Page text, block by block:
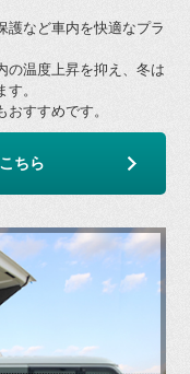
護など車内を快適なプラ
の温度上昇を抑え、冬は
。
すすめです。
ちら